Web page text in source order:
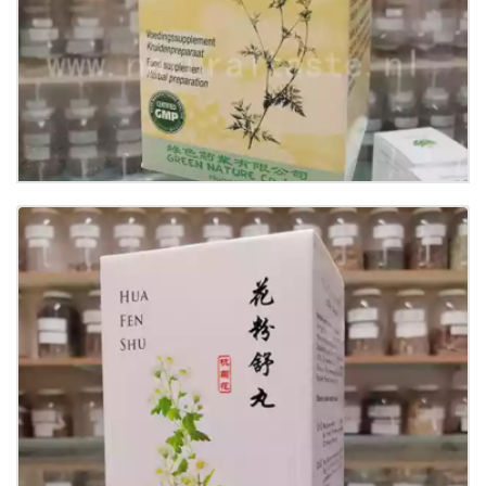
Details
Hua Fen Shu Wan
€11.00